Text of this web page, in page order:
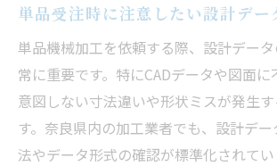
単品受注時に注意したい設計デー
単品機械加工を依頼する際、設計デー
常に重要です。特にCADデータや図面に
意図しない寸法違いや形状ミスが発生
す。奈良県内の加工業者でも、設計デ
法やデータ形式の確認が標準化されてい